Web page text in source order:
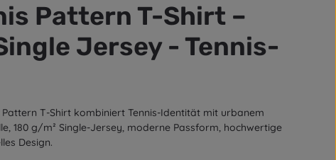
Pattern T-Shirt –
Jersey - Tennis-
Pattern T-Shirt kombiniert Tennis-Identität mit urbanem
180 g/m² Single-Jersey, moderne Passform, hochwertige
Design.